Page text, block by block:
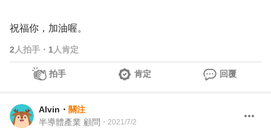
祝福你，加油喔。
2 人拍手 ・ 1 人肯定
拍手 肯定 回覆
Alvin ・ 關注
半導體產業 顧問 ・ 2021/7/2